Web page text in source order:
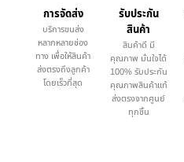
การจัดส่ง
บริการขนส่ง
หลากหลายช่อง
ทาง เพื่อให้สินค้า
ส่งตรงถึงลูกค้า
โดยเร็วที่สุด
รับประกัน
สินค้า
สินค้าดี มี
คุณภาพ มั่นใจได้
100% รับประกัน
คุณภาพสินค้าแท้
ส่งตรงจากศูนย์
ทุกชิ้น